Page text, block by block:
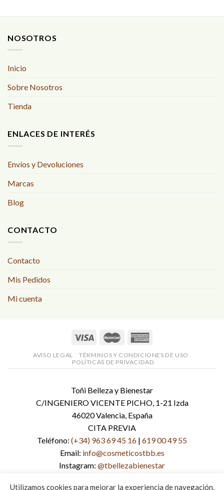
NOSOTROS
Inicio
Sobre Nosotros
Tienda
ENLACES DE INTERÉS
Envíos y Devoluciones
Marcas
Blog
CONTACTO
Contacto
Mis Pedidos
Mi cuenta
AVISO LEGAL
TÉRMINOS Y CONDICIONES DE USO
POLÍTICAS DE PRIVACIDAD
Toñi Belleza y Bienestar
C/INGENIERO VICENTE PICHO, 1-21 Izda
46020 Valencia, España
CITA PREVIA
Teléfono: (+34) 963 69 45 16 | 619 00 49 55
Email: info@cosmeticostbb.es
Instagram: @tbellezabienestar
Utilizamos cookies para mejorar la experiencia de navegación.